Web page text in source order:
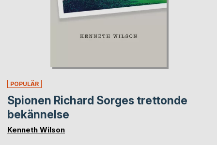
POPULÄR
Spionen Richard Sorges trettonde
bekännelse
Kenneth Wilson